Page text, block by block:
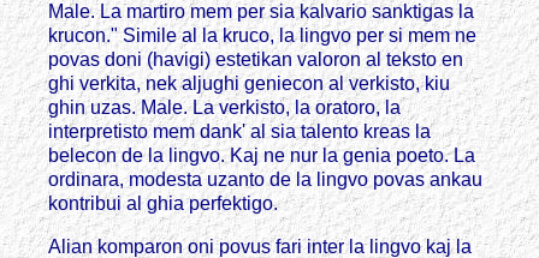
Male. La martiro mem per sia kalvario sanktigas la
krucon." Simile al la kruco, la lingvo per si mem ne
povas doni (havigi) estetikan valoron al teksto en
ghi verkita, nek aljughi geniecon al verkisto, kiu
ghin uzas. Male. La verkisto, la oratoro, la
interpretisto mem dank' al sia talento kreas la
belecon de la lingvo. Kaj ne nur la genia poeto. La
ordinara, modesta uzanto de la lingvo povas ankau
kontribui al ghia perfektigo.
Alian komparon oni povus fari inter la lingvo kaj la